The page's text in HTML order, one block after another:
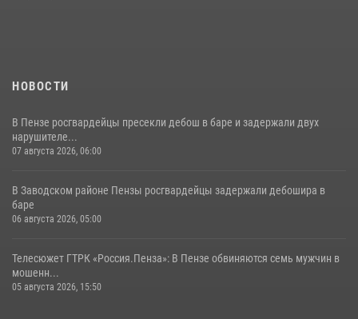
НОВОСТИ
В Пензе росгвардейцы пресекли дебош в баре и задержали двух
нарушителе...
07 августа 2026, 06:00
В Заводском районе Пензы росгвардейцы задержали дебошира в
баре
06 августа 2026, 05:00
Телесюжет ГТРК «Россия.Пенза»: В Пензе обвиняются семь мужчин в
мошенн...
05 августа 2026, 15:50